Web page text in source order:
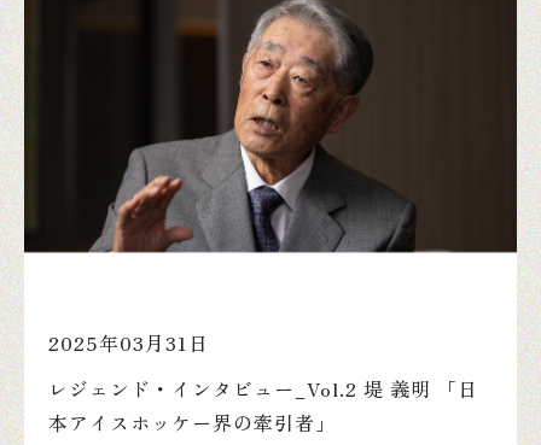
2025年03月31日
レジェンド・インタビュー_Vol.2 堤 義明 「日
本アイスホッケー界の牽引者」